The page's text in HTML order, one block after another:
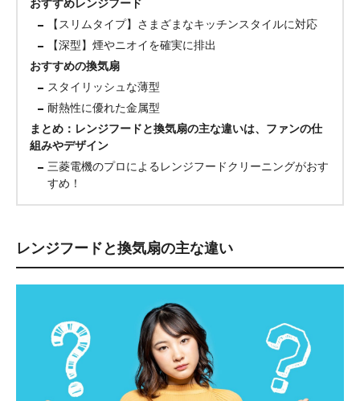
おすすめレンジフード
【スリムタイプ】さまざまなキッチンスタイルに対応
【深型】煙やニオイを確実に排出
おすすめの換気扇
スタイリッシュな薄型
耐熱性に優れた金属型
まとめ：レンジフードと換気扇の主な違いは、ファンの仕
組みやデザイン
三菱電機のプロによるレンジフードクリーニングがおす
すめ！
レンジフードと換気扇の主な違い